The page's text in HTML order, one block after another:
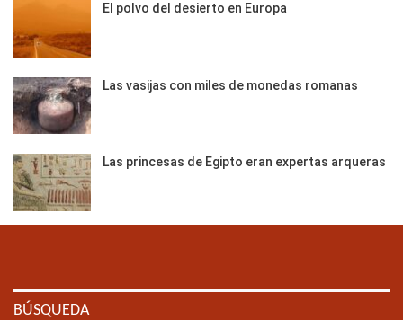
El polvo del desierto en Europa
Las vasijas con miles de monedas romanas
Las princesas de Egipto eran expertas arqueras
BÚSQUEDA